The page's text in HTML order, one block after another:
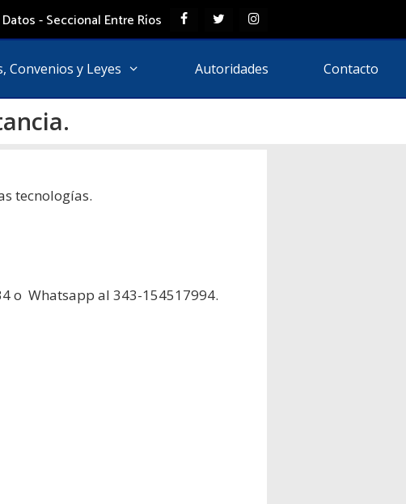
- Seccional Entre Ríos
Convenios y Leyes Autoridades Contacto
tecnologías.
o Whatsapp al 343-154517994.